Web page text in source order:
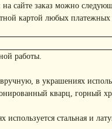
сайте заказ можно
картой любых платежных
работы.
в украшениях
кварц, горный
используется стальная и